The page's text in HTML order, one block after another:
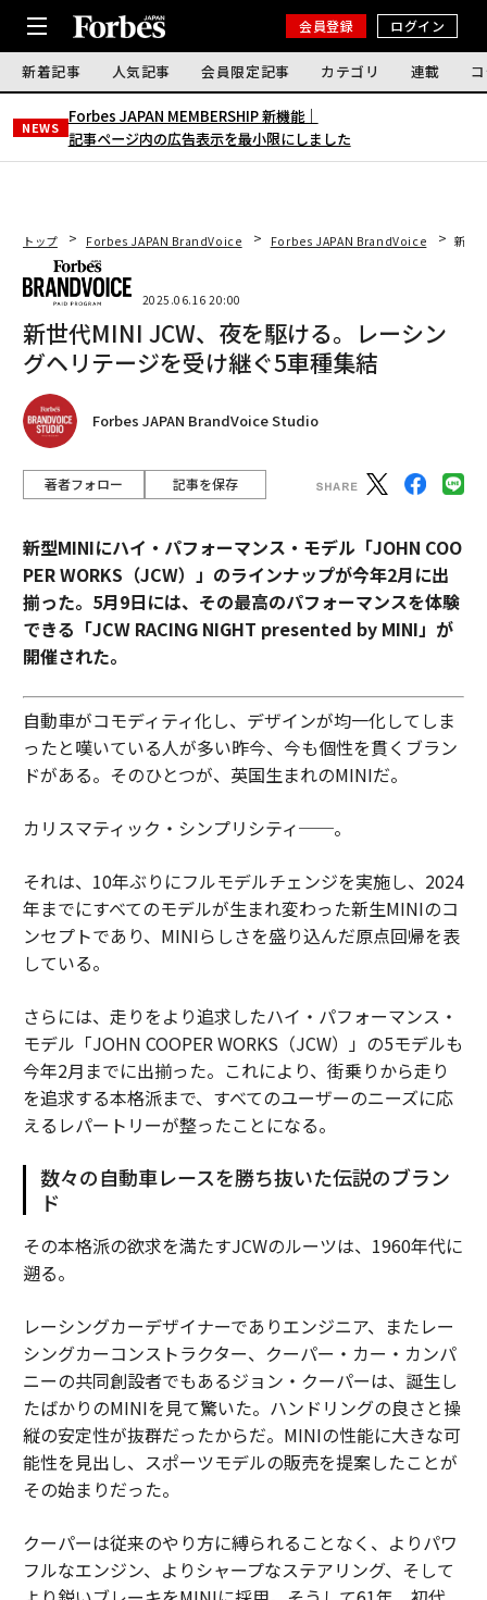
会員登録 ログイン
新着記事 人気記事 会員限定記事 カテゴリ 連載
NEWS
Forbes JAPAN MEMBERSHIP 新機能｜
記事ページ内の広告表示を最小限にしました
トップ Forbes JAPAN BrandVoice Forbes JAPAN BrandVoice 新世
2025.06.16 20:00
新世代MINI JCW、夜を駆ける。レーシン
グヘリテージを受け継ぐ5車種集結
Forbes JAPAN BrandVoice Studio
著者フォロー 記事を保存
新型MINIにハイ・パフォーマンス・モデル「JOHN COO
PER WORKS（JCW）」のラインナップが今年2月に出
揃った。5月9日には、その最高のパフォーマンスを体験
できる「JCW RACING NIGHT presented by MINI」が
開催された。
自動車がコモディティ化し、デザインが均一化してしま
ったと嘆いている人が多い昨今、今も個性を貫くブラン
ドがある。そのひとつが、英国生まれのMINIだ。
カリスマティック・シンプリシティ──。
それは、10年ぶりにフルモデルチェンジを実施し、2024
年までにすべてのモデルが生まれ変わった新生MINIのコ
ンセプトであり、MINIらしさを盛り込んだ原点回帰を表
している。
さらには、走りをより追求したハイ・パフォーマンス・
モデル「JOHN COOPER WORKS（JCW）」の5モデルも
今年2月までに出揃った。これにより、街乗りから走り
を追求する本格派まで、すべてのユーザーのニーズに応
えるレパートリーが整ったことになる。
数々の自動車レースを勝ち抜いた伝説のブラン
ド
その本格派の欲求を満たすJCWのルーツは、1960年代に
遡る。
レーシングカーデザイナーでありエンジニア、またレー
シングカーコンストラクター、クーパー・カー・カンパ
ニーの共同創設者でもあるジョン・クーパーは、誕生し
たばかりのMINIを見て驚いた。ハンドリングの良さと操
縦の安定性が抜群だったからだ。MINIの性能に大きな可
能性を見出し、スポーツモデルの販売を提案したことが
その始まりだった。
クーパーは従来のやり方に縛られることなく、よりパワ
フルなエンジン、よりシャープなステアリング、そして